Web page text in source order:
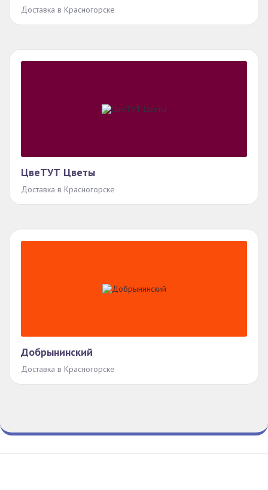
Доставка в Красногорске
ЦвеТУТ Цветы
Доставка в Красногорске
Добрынинский
Доставка в Красногорске